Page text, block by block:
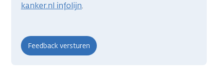
kanker.nl infolijn.